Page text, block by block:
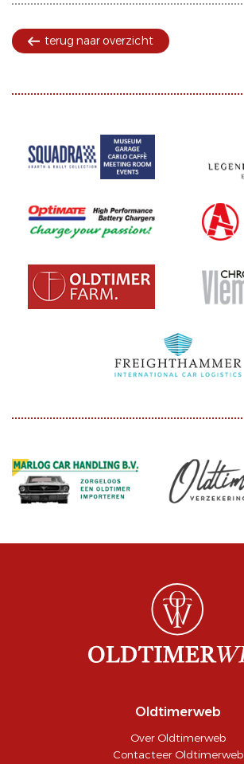
terug naar overzicht
Oldtimerweb
Over Oldtimerweb
Contacteer Oldtimerweb